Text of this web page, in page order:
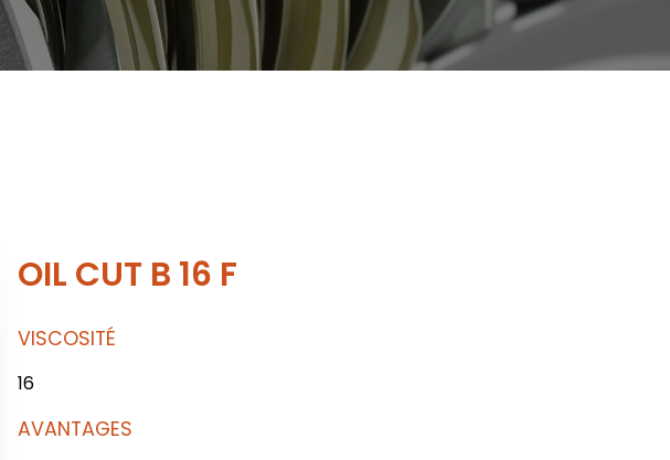
OIL CUT B 16 F
VISCOSITÉ
16
AVANTAGES